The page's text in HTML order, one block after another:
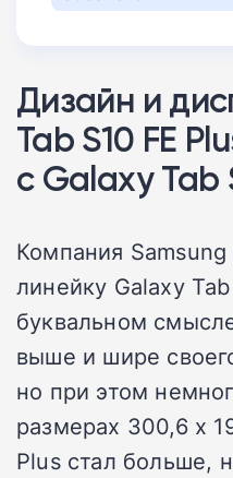
Дизайн и
Tab S10 FE
с Galaxy Tab
Компания
линейку Galaxy
буквальном
выше и шире
но при этом
размерах 300,6 x
Plus стал больше,